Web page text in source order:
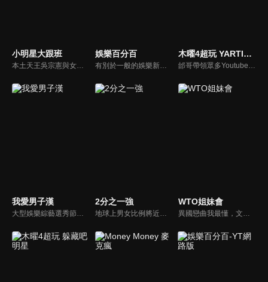
小明星大跟班
本土天王吳宗憲與女兒吳姍儒（Sandy）搭檔主持，每集邀請來賓暢談演藝圈大小事，父女檔聯手笑果十足，老梗搭上新世代，最新組合強勢登場！
娛樂百分百
有別於一般的娛樂新聞播報，透過遊戲、粉絲互動認識大明星們的真性情，歌唱單元讓你享受歌手們天籟般的歌聲，各式專題報導是為最佳懶人包，掌握最新娛樂動態，求新求變的節目單元刺激你的感官、滿足你的視覺，帶給你滿滿的歡笑，洗去整日的疲憊！
木曜4超玩 YARTIST全明星運動大會
邰哥帶領眾多Youtuber舉辦運動會，全部人都動起來！木曜4超玩傾盡全力全新大型力作，集結YARTIST一同揮灑汗水爭取榮譽！
我愛男子漢
大型娛樂綜藝選秀節目《我愛男子漢》強勢登場！打造全新華語男子團體！各個參賽者無不卯足全力，使出看家本領只為登上夢想殿堂！為了擄獲評審芳心，哪些參賽者會使出意想不到的絕招呢？獨家精彩內容搶先看，想知道有什麼大來賓大駕光臨？想知道有那些爆笑互動內容？
2分之一強
地球上男女比例將近一比一，也就是有二分之一的女人。我們認為新世代的女人不論在能力、經濟、教育、工作上都不輸男人，這些獨立自主的女人早已撐起半邊天，她們有自己的價值觀和感情觀，我們稱她們是『二分之一強』。
WTO姐妹會
異國戀曲我最懂，文化衝擊大不同！到底新住民怎麼看台灣？讓我們與主持人和來自世界各地的外國朋友，一起聊聊不同國家文化差異、衝擊、風俗、語言學習經驗、婚姻生活等。